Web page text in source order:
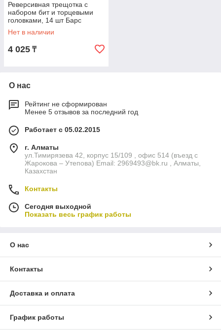
Реверсивная трещотка с
набором бит и торцевыми
головками, 14 шт Барс
Нет в наличии
4 025 ₸
О нас
Рейтинг не сформирован
Менее 5 отзывов за последний год
Работает с 05.02.2015
г. Алматы
ул.Тимирязева 42, корпус 15/109 , офис 514 (въезд с
Жарокова – Утепова) Email: 2969493@bk.ru , Алматы,
Казахстан
Контакты
Сегодня выходной
Показать весь график работы
О нас
Контакты
Доставка и оплата
График работы